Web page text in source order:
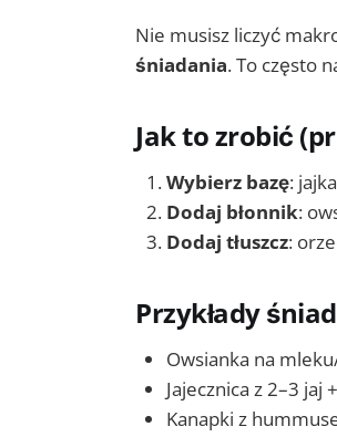
Nie musisz liczyć
śniadania. To często
Jak to zrobić
Wybierz bazę:
Dodaj błonnik:
Dodaj tłuszcz:
Przykłady
Owsianka na
Jajecznica z 2–3
Kanapki z